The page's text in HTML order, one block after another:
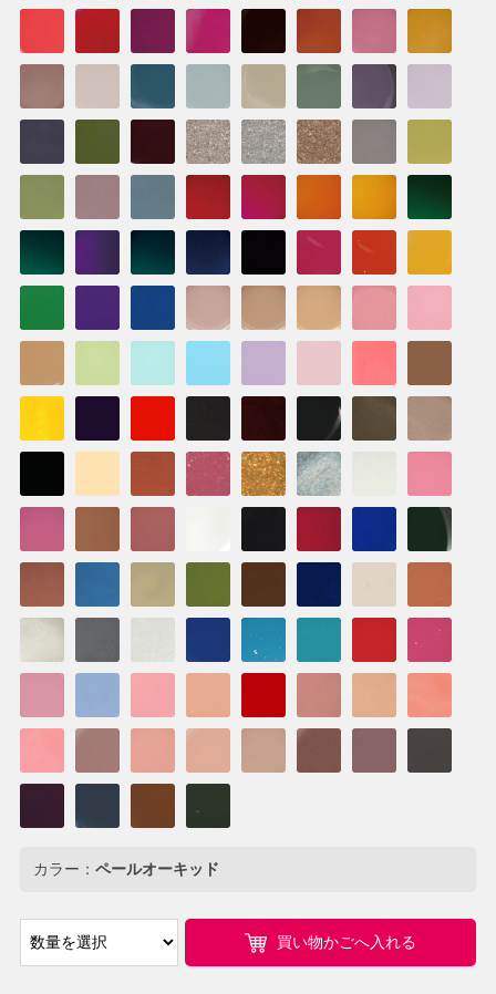
カラー： ペールオーキッド
買い物かごへ入れる